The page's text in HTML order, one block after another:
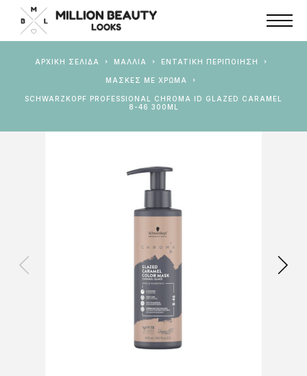
ΑΡΧΙΚΉ ΣΕΛΊΔΑ ΜΑΛΛΙΑ ΕΝΤΑΤΙΚΉ ΠΕΡΙΠΟΊΗΣΗ
ΜΆΣΚΕΣ ΜΕ ΧΡΏΜΑ
SCHWARZKOPF PROFESSIONAL CHROMA ID GLAZED CARAMEL
8-46 300ML